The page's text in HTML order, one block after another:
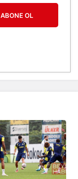
ABONE OL